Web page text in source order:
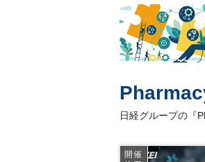
日経グループの『
開催